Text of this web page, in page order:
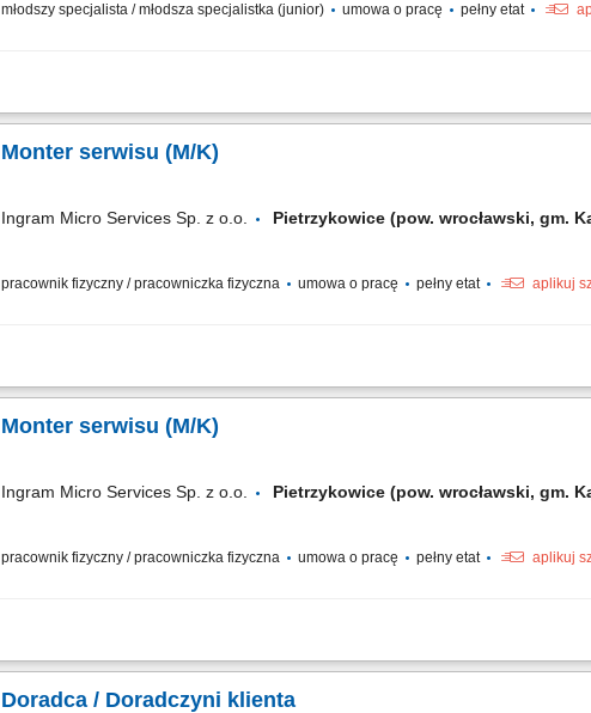
młodszy specjalista / młodsza specjalistka (junior) umowa o pracę pełny etat
Twój zakres obowiązków sporządzanie raportów przychodowych; prowadzenie kartotek
Monter serwisu (M/K)
Ingram Micro Services Sp. z o.o. Pietrzykowice (pow. wrocławski, gm.
pracownik fizyczny / pracowniczka fizyczna umowa o pracę pełny etat aplikuj
Do głównych zadań na stanowisku będzie należało: Naprawa urządzeń,
Monter serwisu (M/K)
Ingram Micro Services Sp. z o.o. Pietrzykowice (pow. wrocławski, gm.
pracownik fizyczny / pracowniczka fizyczna umowa o pracę pełny etat aplikuj
Opis stanowiska Samodzielne diagnozowanie nieprawidłowości w działaniu aparatury
Doradca / Doradczyni klienta